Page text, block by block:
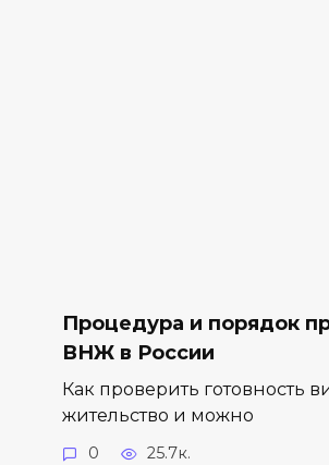
Процедура и порядок
ВНЖ в России
Как проверить готовность
жительство и можно
0 25.7к.